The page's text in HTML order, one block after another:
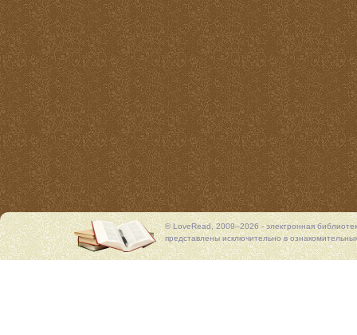
© LoveRead, 2009–2026 - электронная
представлены исключительно в